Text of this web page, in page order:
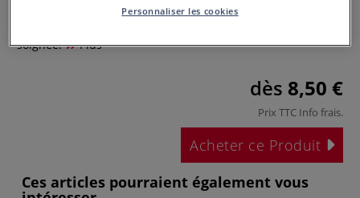
important de pinceaux Van Gogh est d´une qualité
soignée.
Plus
dès 8,50 €
Prix TTC Info frais.
Acheter ce Produit
Ces articles pourraient également vous
Personnaliser les cookies